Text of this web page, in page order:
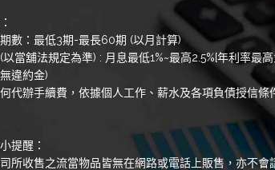
數：最低3期-最長60期 (以月計算)
以當舖法規定為準) : 月息最低1%~最高2.5%[年利率最
違約金)
代辦手續費，依據個人工作、薪水及各項負債授信條
提醒：
所收售之流當物品皆無在網路或電話上販售，亦不會